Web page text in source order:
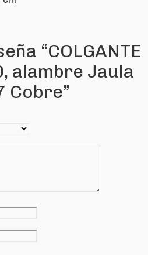
“COLGANTE
alambre Jaula
Cobre”